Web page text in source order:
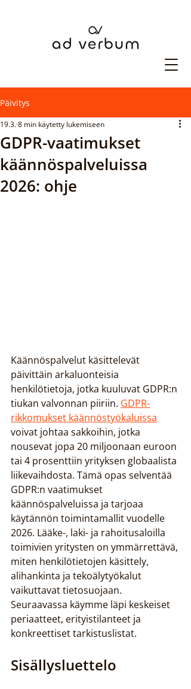
Päivitys
GDPR-vaatimukset
käännöspalveluissa
2026: ohje
19.3.8 min käytetty lukemiseen
Käännöspalvelut käsittelevät
päivittäin arkaluonteisia
henkilötietoja, jotka kuuluvat GDPR:n
tiukan valvonnan piiriin. GDPR-
rikkomukset käännöstyökaluissa
voivat johtaa sakkoihin, jotka
nousevat jopa 20 miljoonaan euroon
tai 4 prosenttiin yrityksen globaalista
liikevaihdosta. Tämä opas selventää
GDPR:n vaatimukset
käännöspalveluissa ja tarjoaa
käytännön toimintamallit vuodelle
2026. Lääke-, laki- ja rahoitusaloilla
toimivien yritysten on ymmärrettävä,
miten henkilötietojen käsittely,
alihankinta ja tekoälytyökalut
vaikuttavat tietosuojaan.
Seuraavassa käymme läpi keskeiset
periaatteet, erityistilanteet ja
konkreettiset tarkistuslistat.
Sisällysluettelo